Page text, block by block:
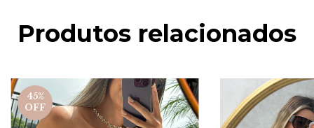
Produtos relacionados
45%
OFF